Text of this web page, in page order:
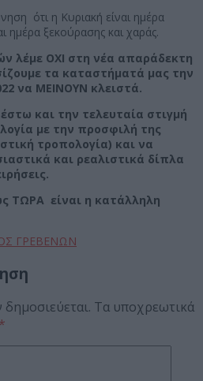
ότι η Κυριακή είναι ημέρα
ημέρα ξεκούρασης και χαράς.
λέμε ΟΧΙ στη νέα απαράδεκτη
τα καταστήματά μας την
να ΜΕΙΝΟΥΝ κλειστά.
και την τελευταία στιγμή
με την προσφιλή της
τροπολογία) και να
και ρεαλιστικά δίπλα
ΤΩΡΑ είναι η κατάλληλη
ΓΡΕΒΕΝΩΝ
Τα υποχρεωτικά
*